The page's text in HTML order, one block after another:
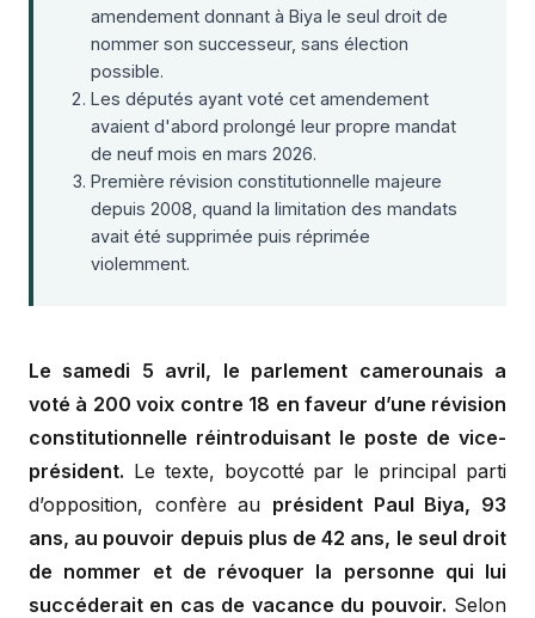
amendement donnant à Biya le seul droit de
nommer son successeur, sans élection
possible.
Les députés ayant voté cet amendement
avaient d'abord prolongé leur propre mandat
de neuf mois en mars 2026.
Première révision constitutionnelle majeure
depuis 2008, quand la limitation des mandats
avait été supprimée puis réprimée
violemment.
Le samedi 5 avril, le parlement camerounais a
voté à 200 voix contre 18 en faveur d’une révision
constitutionnelle réintroduisant le poste de vice-
président. Le texte, boycotté par le principal parti
d’opposition, confère au président Paul Biya, 93
ans, au pouvoir depuis plus de 42 ans, le seul droit
de nommer et de révoquer la personne qui lui
succéderait en cas de vacance du pouvoir. Selon